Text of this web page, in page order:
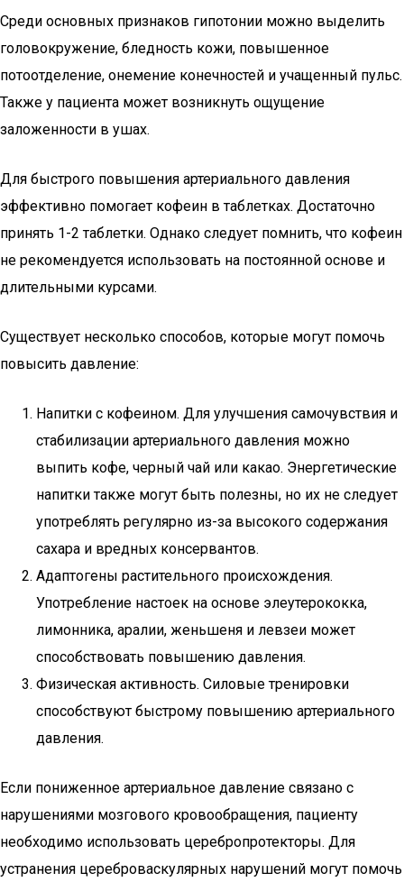
Среди основных признаков гипотонии можно выделить
головокружение, бледность кожи, повышенное
потоотделение, онемение конечностей и учащенный пульс.
Также у пациента может возникнуть ощущение
заложенности в ушах.
Для быстрого повышения артериального давления
эффективно помогает кофеин в таблетках. Достаточно
принять 1-2 таблетки. Однако следует помнить, что кофеин
не рекомендуется использовать на постоянной основе и
длительными курсами.
Существует несколько способов, которые могут помочь
повысить давление:
Напитки с кофеином. Для улучшения самочувствия и
стабилизации артериального давления можно
выпить кофе, черный чай или какао. Энергетические
напитки также могут быть полезны, но их не следует
употреблять регулярно из-за высокого содержания
сахара и вредных консервантов.
Адаптогены растительного происхождения.
Употребление настоек на основе элеутерококка,
лимонника, аралии, женьшеня и левзеи может
способствовать повышению давления.
Физическая активность. Силовые тренировки
способствуют быстрому повышению артериального
давления.
Если пониженное артериальное давление связано с
нарушениями мозгового кровообращения, пациенту
необходимо использовать церебропротекторы. Для
устранения цереброваскулярных нарушений могут помочь